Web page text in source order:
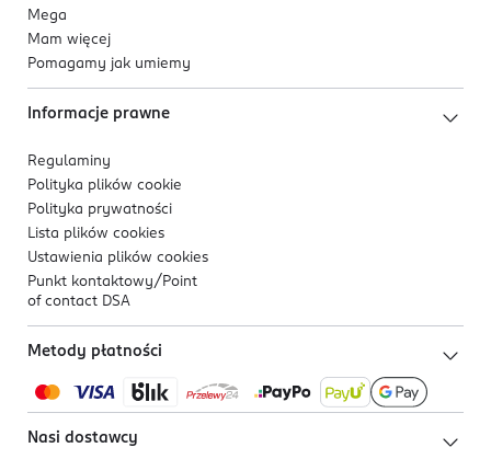
Mega
Mam więcej
Pomagamy jak umiemy
Informacje prawne
Regulaminy
Polityka plików cookie
Polityka prywatności
Lista plików cookies
Ustawienia plików cookies
Punkt kontaktowy/ Point
of contact DSA
Metody płatności
Nasi dostawcy